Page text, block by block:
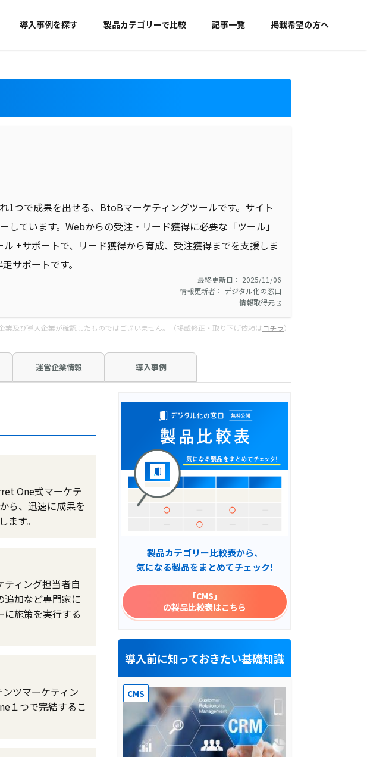
導入事例を探す 製品カテゴリーで比較 記事一覧 掲載希望の方へ
つで成果を出せる、BtoBマーケティングツールです。サイト
ています。Webからの受注・リード獲得に必要な「ツール」
+サポートで、リード獲得から育成、受注獲得までを支援しま
サポートです。
最終更新日： 2025/11/06
情報更新者： デジタル化の窓口
情報取得元
及び導入企業が確認したものではございません。（掲載修正・取り下げ依頼はコチラ）
運営企業情報 導入事例
One式マーケテ
ら、迅速に成果を
す。
ィング担当者自
追加など専門家に
に施策を実行する
ツマーケティン
１つで完結するこ
製品カテゴリー比較表から、
気になる製品をまとめてチェック!
「CMS」
の製品比較表はこちら
導入前に知っておきたい基礎知識
CMS